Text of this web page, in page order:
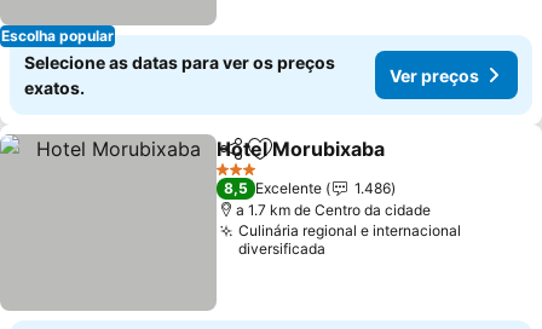
Escolha popular
Selecione as datas para ver os preços
exatos.
Ver preços
PartilharAdicionar aos favoritos
Hotel Morubixaba
3 Estrelas
8,5 Excelente
1.486
a 1.7 km de Centro da cidade
Culinária regional e internacional
diversificada